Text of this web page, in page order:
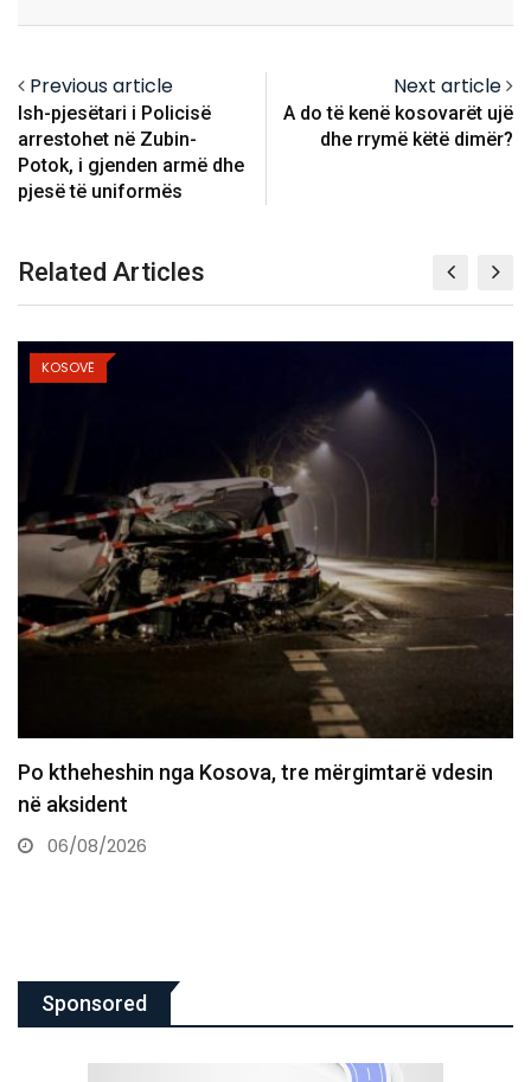
Previous article
Ish-pjesëtari i Policisë
arrestohet në Zubin-
Potok, i gjenden armë dhe
pjesë të uniformës
Next article
A do të kenë kosovarët ujë
dhe rrymë këtë dimër?
Related Articles
KOSOVË
Policia konfirmon ekstradimin e Dukagjin Nikollajt
nga Spanja, i dyshuar…
06/08/2026
Sponsored